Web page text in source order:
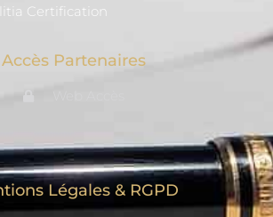
Certification
Accès Partenaires
Légales & RGPD